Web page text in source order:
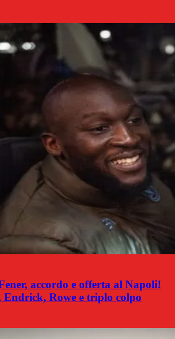
accordo e offerta al Napoli!
Endrick, Rowe e triplo colpo